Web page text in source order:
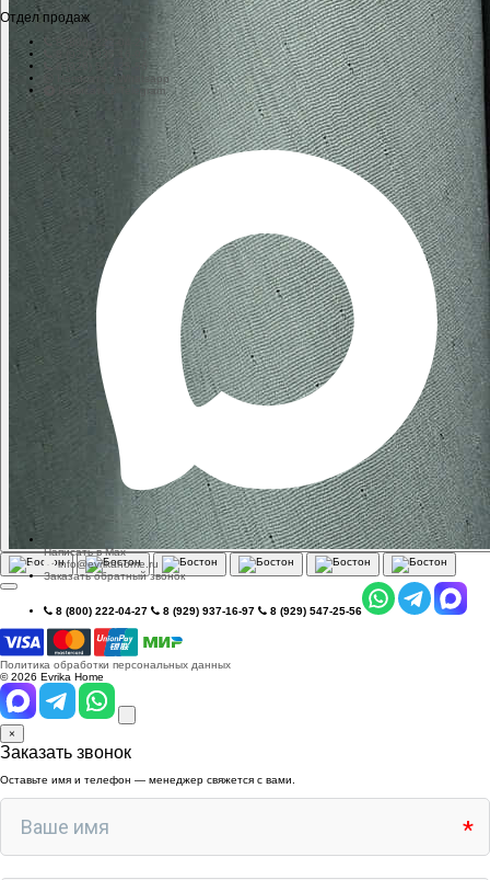
Отдел продаж
8 (800) 222-04-27
8 (929) 937-16-97
8 (929) 547-25-56
Написать в Whatsapp
Написать в Telegram
Написать в Max
info@evrikahome.ru
Заказать обратный звонок
8 (800) 222-04-27 8 (929) 937-16-97 8 (929) 547-25-56
Политика обработки персональных данных
© 2026 Evrika Home
×
Заказать звонок
Оставьте имя и телефон — менеджер свяжется с вами.